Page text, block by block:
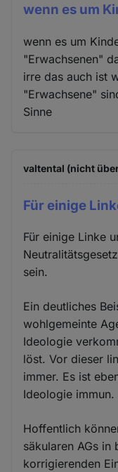
wenn es um
wenn es um
"Erwachsenen"
irre das auch ist
"Erwachsene"
Sinne
valtental (nicht
Für einige
Für einige Linke
sein.
Ein deutliches
wohlgemeinte
Ideologie
löst. Vor dieser
immer. Es ist
Ideologie immun.
Hoffentlich
säkularen AGs in
korrigierenden